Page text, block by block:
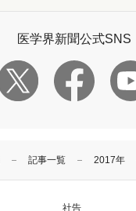
記事一覧 2017年
医学界新聞公式SNS
社告